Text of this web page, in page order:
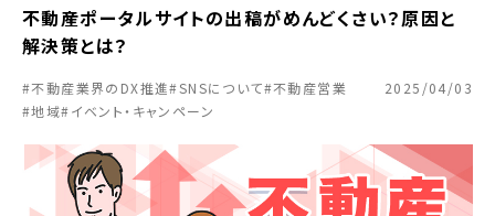
不動産ポータルサイトの出稿がめんどくさい？原因と
解決策とは？
#不動産業界のDX推進#SNSについて#不動産営業
#地域#イベント・キャンペーン
2025/04/03